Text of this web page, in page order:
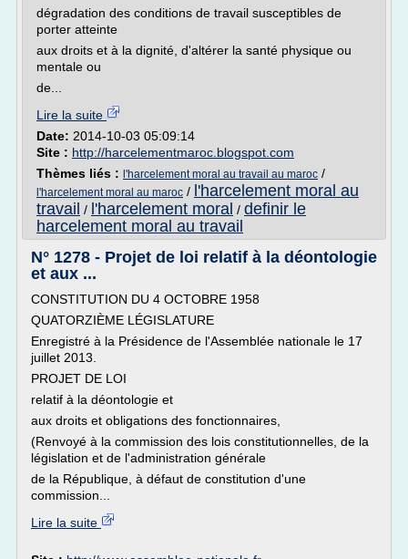
dégradation des conditions de travail susceptibles de
porter atteinte
aux droits et à la dignité, d'altérer la santé physique ou
mentale ou
de...
Lire la suite
Date: 2014-10-03 05:09:14
Site : http://harcelementmaroc.blogspot.com
Thèmes liés : l'harcelement moral au travail au maroc /
l'harcelement moral au maroc / l'harcelement moral au
travail / l'harcelement moral / definir le
harcelement moral au travail
N° 1278 - Projet de loi relatif à la déontologie
et aux ...
CONSTITUTION DU 4 OCTOBRE 1958
QUATORZIÈME LÉGISLATURE
Enregistré à la Présidence de l'Assemblée nationale le 17
juillet 2013.
PROJET DE LOI
relatif à la déontologie et
aux droits et obligations des fonctionnaires,
(Renvoyé à la commission des lois constitutionnelles, de la
législation et de l'administration générale
de la République, à défaut de constitution d'une
commission...
Lire la suite